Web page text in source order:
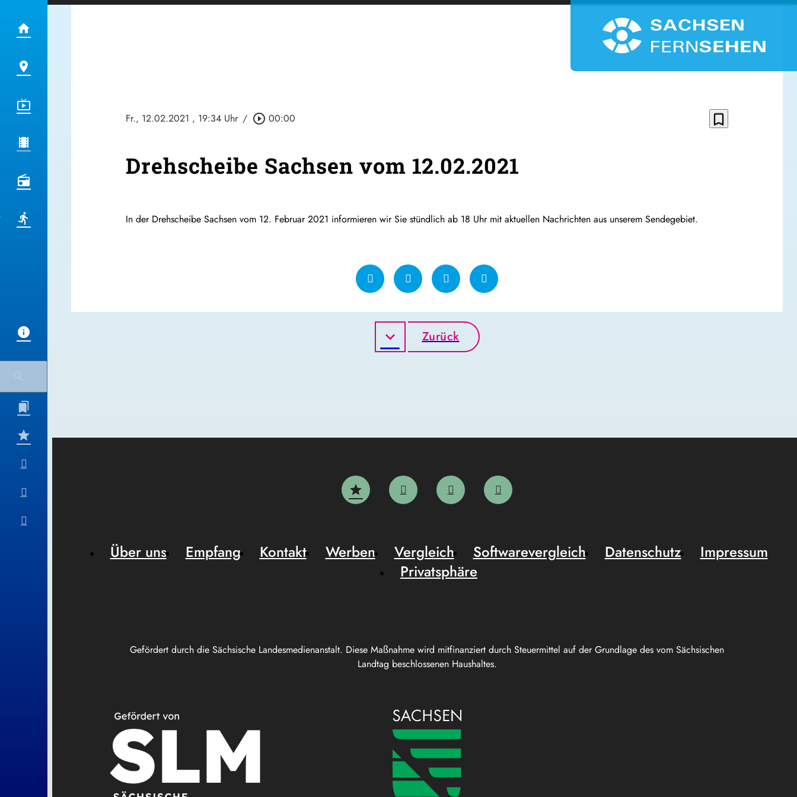
Fr., 12.02.2021 , 19:34 Uhr / play_circle_outline 00:00 bookmark_border
Drehscheibe Sachsen vom 12.02.2021
In der Drehscheibe Sachsen vom 12. Februar 2021 informieren wir Sie stündlich ab 18 Uhr mit aktuellen Nachrichten aus unserem Sendegebiet.
Zurück
Gefördert durch die Sächsische Landesmedienanstalt. Diese Maßnahme wird mitfinanziert durch Steuermittel auf der Grundlage des vom Sächsischen
Landtag beschlossenen Haushaltes.
Über uns Empfang Kontakt Werben Vergleich Softwarevergleich Datenschutz
Impressum
Privatsphäre